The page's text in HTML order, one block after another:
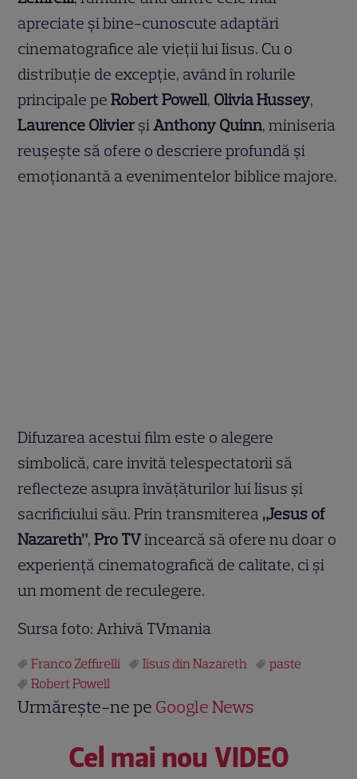
apreciate și bine-cunoscute adaptări
cinematografice ale vieții lui Iisus. Cu o
distribuție de excepție, având în rolurile
principale peRobert Powell, Olivia Hussey,
Laurence Olivier șiAnthony Quinn, miniseria
reușește să ofere o descriere profundă și
emoționantă a evenimentelor biblice majore.
Difuzarea acestui film este o alegere
simbolică, care invită telespectatorii să
reflecteze asupra învățăturilor lui Iisus și
sacrificiului său. Prin transmiterea „Jesus of
Nazareth”,Pro TVîncearcă să ofere nu doar o
experiență cinematografică de calitate, ci și
un moment de reculegere.
Sursa foto: Arhivă TVmania
Franco Zeffirelli Iisus din Nazareth
paste
Robert Powell
Urmărește-ne pe Google News
Cel mai nou VIDEO